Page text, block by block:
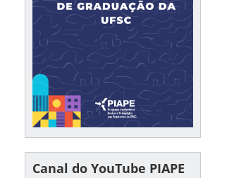
Canal do YouTube PIAPE